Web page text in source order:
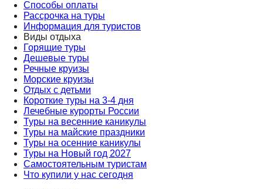
Способы оплаты
Рассрочка на туры
Информация для туристов
Виды отдыха
Горящие туры
Дешевые туры
Речные круизы
Морские круизы
Отдых с детьми
Короткие туры на 3-4 дня
Лечебные курорты России
Туры на весенние каникулы
Туры на майские праздники
Туры на осенние каникулы
Туры на Новый год 2027
Самостоятельным туристам
Что купили у нас сегодня